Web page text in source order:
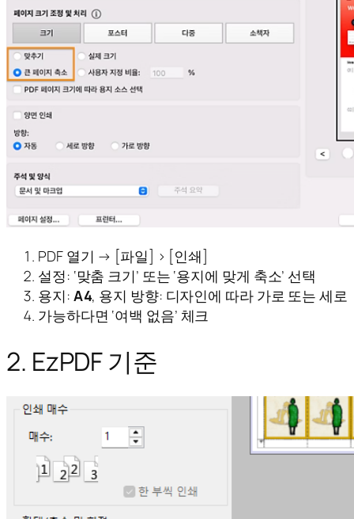
PDF 열기 → [파일] > [인쇄]
설정: ‘맞춤 크기’ 또는 ‘용지에 맞게 축소’ 선택
용지: A4, 용지 방향: 디자인에 따라 가로 또는 세로
가능하다면 ‘여백 없음’ 체크
2. EzPDF 기준